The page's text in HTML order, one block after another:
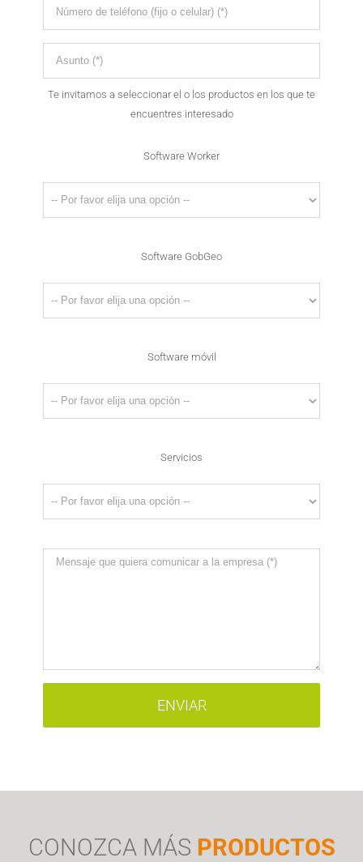
Te invitamos a seleccionar el o los productos en los que te
encuentres interesado
Software Worker
Software GobGeo
Software móvil
Servicios
CONOZCA MÁS PRODUCTOS